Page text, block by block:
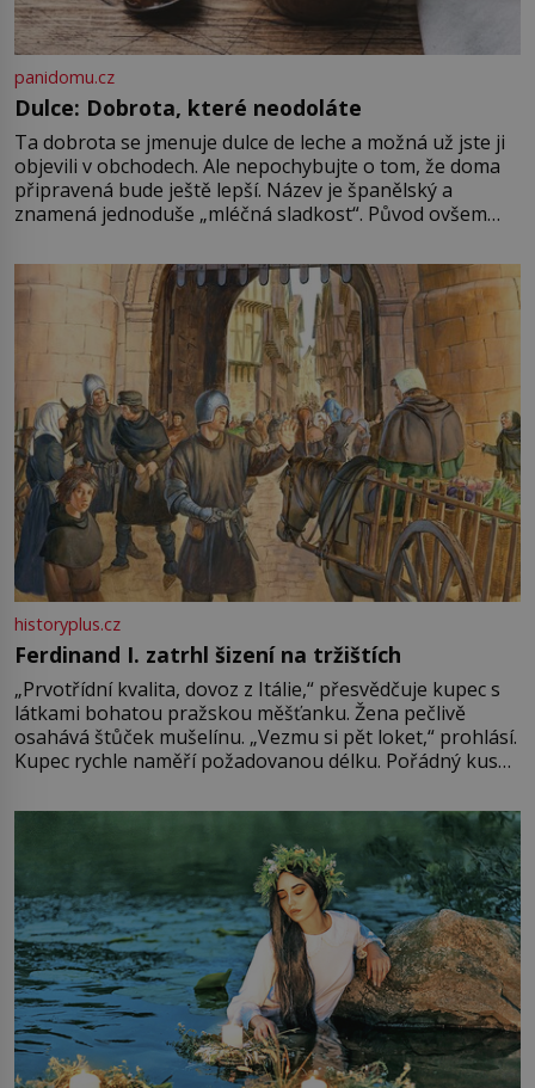
panidomu.cz
Dulce: Dobrota, které neodoláte
Ta dobrota se jmenuje dulce de leche a možná už jste ji
objevili v obchodech. Ale nepochybujte o tom, že doma
připravená bude ještě lepší. Název je španělský a
znamená jednoduše „mléčná sladkost“. Původ ovšem
pře hned několik latinskoamerických zemí a k tomu
Francie, kde se traduje,
historyplus.cz
Ferdinand I. zatrhl šizení na tržištích
„Prvotřídní kvalita, dovoz z Itálie,“ přesvědčuje kupec s
látkami bohatou pražskou měšťanku. Žena pečlivě
osahává štůček mušelínu. „Vezmu si pět loket,“ prohlásí.
Kupec rychle naměří požadovanou délku. Pořádný kus
milostpaní. Stačí jenom na sukni,“ zhodnotí švadlena
množství růžového mušelínu. „Ošidili vás, podívejte.“